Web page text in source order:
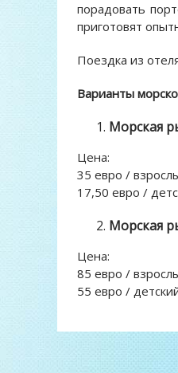
порадовать
приготовят
Поездка из
Варианты
Морская
Цена:
35 евро /
17,50 евро /
Морская
Цена:
85 евро /
55 евро /